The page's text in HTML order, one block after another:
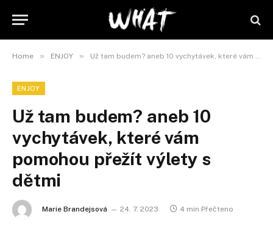
Home » ENJOY » Už tam budem? aneb 10 vychytávek, které vám pomohou přežít výlety s dětmi
ENJOY
Už tam budem? aneb 10
vychytávek, které vám
pomohou přežít výlety s
dětmi
Marie Brandejsová 24. 7. 2023 4 min Přečteno